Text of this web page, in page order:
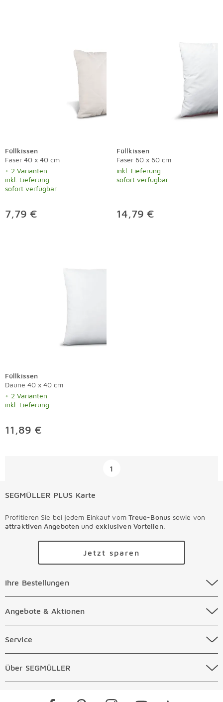
Füllkissen
Faser 40 x 40 cm
+ 2 Varianten
inkl. Lieferung
sofort verfügbar
7,79 €
Füllkissen
Faser 60 x 60 cm
inkl. Lieferung
sofort verfügbar
14,79 €
Füllkissen
Daune 40 x 40 cm
+ 2 Varianten
inkl. Lieferung
11,89 €
1
SEGMÜLLER PLUS Karte
Profitieren Sie bei jedem Einkauf vom Treue-Bonus sowie von
attraktiven Angeboten und exklusiven Vorteilen.
Jetzt sparen
Ihre Bestellungen Überspringen
Ihre Bestellungen
Online Zahlungsarten
Kostenlose Online Retoure
Angebote & Aktionen Überspringen
Angebote & Aktionen
Prospekte
Service Überspringen
Service
Beratungstermin Küchen
Über SEGMÜLLER Überspringen
Über SEGMÜLLER